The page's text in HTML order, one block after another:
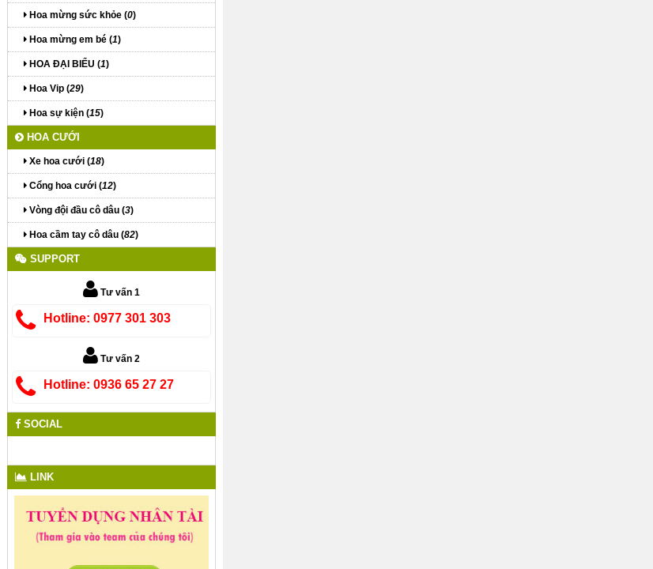
Hoa mừng sức khỏe (0)
Hoa mừng em bé (1)
HOA ĐẠI BIỂU (1)
Hoa Vip (29)
Hoa sự kiện (15)
HOA CƯỚI
Xe hoa cưới (18)
Cổng hoa cưới (12)
Vòng đội đầu cô dâu (3)
Hoa cầm tay cô dâu (82)
SUPPORT
Tư vấn 1
Hotline: 0977 301 303
Tư vấn 2
Hotline: 0936 65 27 27
SOCIAL
LINK